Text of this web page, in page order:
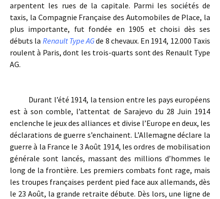
arpentent les rues de la capitale. Parmi les sociétés de
taxis, la Compagnie Française des Automobiles de Place, la
plus importante, fut fondée en 1905 et choisi dès ses
débuts la Renault Type AGde 8 chevaux. En 1914, 12.000 Taxis
roulent à Paris, dont les trois-quarts sont des Renault Type
AG.
Durant l’été 1914, la tension entre les pays européens
est à son comble, l’attentat de Sarajevo du 28 Juin 1914
enclenche le jeux des alliances et divise l’Europe en deux, les
déclarations de guerre s’enchainent. L’Allemagne déclare la
guerre à la France le 3 Août 1914, les ordres de mobilisation
générale sont lancés, massant des millions d’hommes le
long de la frontière. Les premiers combats font rage, mais
les troupes françaises perdent pied face aux allemands, dès
le 23 Août, la grande retraite débute. Dès lors, une ligne de